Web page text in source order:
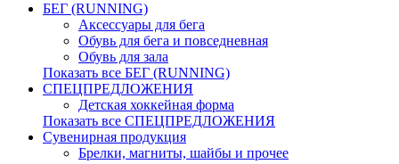
БЕГ (RUNNING)
Аксессуары для бега
Обувь для бега и повседневная
Обувь для зала
Показать все БЕГ (RUNNING)
СПЕЦПРЕДЛОЖЕНИЯ
Детская хоккейная форма
Показать все СПЕЦПРЕДЛОЖЕНИЯ
Сувенирная продукция
Брелки, магниты, шайбы и прочее